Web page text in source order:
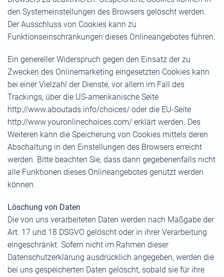
den Systemeinstellungen des Browsers gelöscht werden.
Der Ausschluss von Cookies kann zu
Funktionseinschränkungen dieses Onlineangebotes führen.
Ein genereller Widerspruch gegen den Einsatz der zu
Zwecken des Onlinemarketing eingesetzten Cookies kann
bei einer Vielzahl der Dienste, vor allem im Fall des
Trackings, über die US-amerikanische Seite
http://www.aboutads.info/choices/ oder die EU-Seite
http://www.youronlinechoices.com/ erklärt werden. Des
Weiteren kann die Speicherung von Cookies mittels deren
Abschaltung in den Einstellungen des Browsers erreicht
werden. Bitte beachten Sie, dass dann gegebenenfalls nicht
alle Funktionen dieses Onlineangebotes genutzt werden
können.
Löschung von Daten
Die von uns verarbeiteten Daten werden nach Maßgabe der
Art. 17 und 18 DSGVO gelöscht oder in ihrer Verarbeitung
eingeschränkt. Sofern nicht im Rahmen dieser
Datenschutzerklärung ausdrücklich angegeben, werden die
bei uns gespeicherten Daten gelöscht, sobald sie für ihre